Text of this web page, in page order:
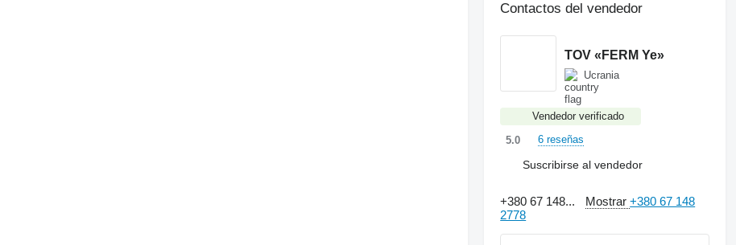
Contactos del vendedor
TOV «FERM Ye»
Ucrania
Vendedor verificado
5.0
6 reseñas
Suscribirse al vendedor
+380 67 148... Mostrar+380 67 148
2778